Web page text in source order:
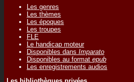
Les genres
Les thèmes
Les époques
Les troupes
FLE
Le handicap moteur
Disponibles dans Imparato
Disponibles au format epub
Les enregistrements audios